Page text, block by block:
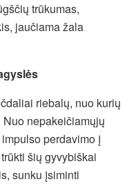
trūkumas,
jaučiama žala
riebalų, nuo kurių
Nuo nepakeičiamųjų
perdavimo į
šių gyvybiškai
sunku įsiminti